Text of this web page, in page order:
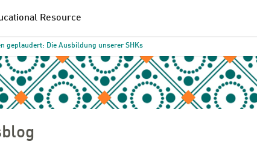
Resource
geplaudert: Die Ausbildung unserer SHKs